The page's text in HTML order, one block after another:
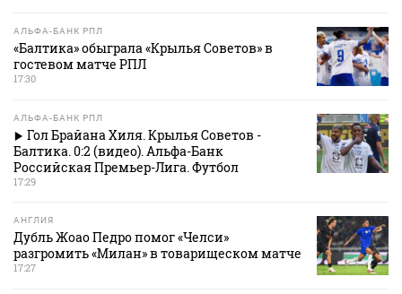
АЛЬФА-БАНК РПЛ
«Балтика» обыграла «Крылья Советов» в
гостевом матче РПЛ
17:30
АЛЬФА-БАНК РПЛ
Гол Брайана Хиля. Крылья Советов -
Балтика. 0:2 (видео). Альфа-Банк
Российская Премьер-Лига. Футбол
17:29
АНГЛИЯ
Дубль Жоао Педро помог «Челси»
разгромить «Милан» в товарищеском матче
17:27